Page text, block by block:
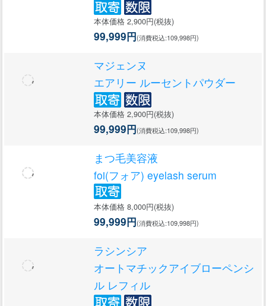
本体価格 2,900円(税抜)
99,999円(消費税込:109,998円)
マジェンヌ
エアリー ルーセントパウダー
本体価格 2,900円(税抜)
99,999円(消費税込:109,998円)
まつ毛美容液
foi(フォア) eyelash serum
本体価格 8,000円(税抜)
99,999円(消費税込:109,998円)
ラシンシア
オートマチックアイブローペンシ
ル レフィル